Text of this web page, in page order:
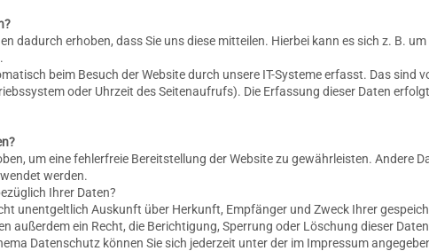
dadurch erhoben, dass Sie uns diese mitteilen. Hierbei kann es sich z. B. um
beim Besuch der Website durch unsere IT-Systeme erfasst. Das sind
oder Uhrzeit des Seitenaufrufs). Die Erfassung dieser Daten
um eine fehlerfreie Bereitstellung der Website zu gewährleisten. Andere
werden.
Ihrer Daten?
unentgeltlich Auskunft über Herkunft, Empfänger und Zweck Ihrer
außerdem ein Recht, die Berichtigung, Sperrung oder Löschung dieser
Datenschutz können Sie sich jederzeit unter der im Impressum